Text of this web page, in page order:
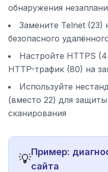
обнаружения
Замените Telnet (23)
безопасного
Настройте HTTPS
HTTP-трафик (80) на
Используйте
(вместо 22) для
сканирования
💡Пример:
сайта